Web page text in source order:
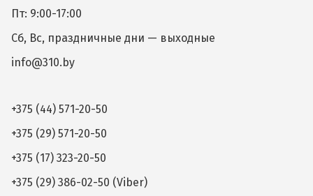
Пт: 9:00-17:00
Сб, Вс, праздничные дни — выходные
info@310.by
+375 (44) 571-20-50
+375 (29) 571-20-50
+375 (17) 323-20-50
+375 (29) 386-02-50 (Viber)